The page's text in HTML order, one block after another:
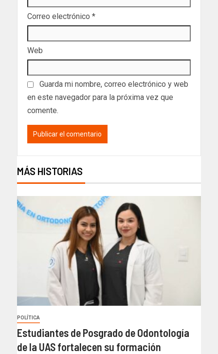
Correo electrónico *
Web
Guarda mi nombre, correo electrónico y web
en este navegador para la próxima vez que
comente.
MÁS HISTORIAS
POLÍTICA
Estudiantes de Posgrado de Odontología
de la UAS fortalecen su formación